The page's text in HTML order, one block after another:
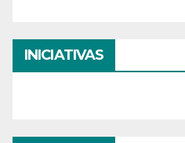
INICIATIVAS